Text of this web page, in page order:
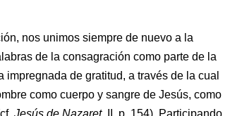
nos unimos siempre de nuevo a la
de la consagración como parte de la
de gratitud, a través de la cual
como cuerpo y sangre de Jesús, como
Jesús de Nazaret, II, p. 154). Participando